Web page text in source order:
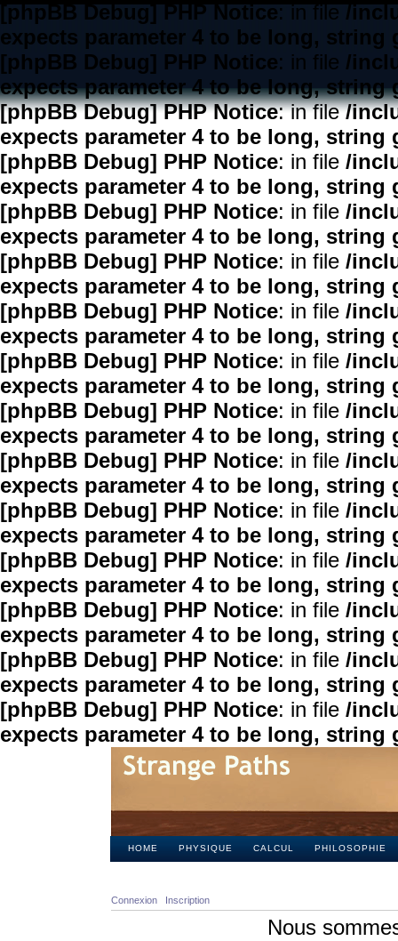
[phpBB Debug] PHP Notice: in file/
expects parameter 4 to be long, string
[phpBB Debug] PHP Notice: in file /
expects parameter 4 to be long, string
[phpBB Debug] PHP Notice: in file/
expects parameter 4 to be long, string
[phpBB Debug] PHP Notice: in file /
expects parameter 4 to be long, string
[phpBB Debug] PHP Notice: in file /
expects parameter 4 to be long, string
[phpBB Debug] PHP Notice: in file /
expects parameter 4 to be long, string
[phpBB Debug] PHP Notice: in file /
expects parameter 4 to be long, string
[phpBB Debug] PHP Notice: in file /
expects parameter 4 to be long, string
[phpBB Debug] PHP Notice: in file /
expects parameter 4 to be long, string
[phpBB Debug] PHP Notice: in file /
expects parameter 4 to be long, string
[phpBB Debug] PHP Notice: in file /
expects parameter 4 to be long, string
[phpBB Debug] PHP Notice: in file /
expects parameter 4 to be long, string
[phpBB Debug] PHP Notice: in file /
expects parameter 4 to be long, string
[phpBB Debug] PHP Notice: in file /
expects parameter 4 to be long, string
[phpBB Debug] PHP Notice: in file /
expects parameter 4 to be long, string
HOME PHYSIQUE CALCUL PHILOSOPHIE
Connexion Inscription
Nous